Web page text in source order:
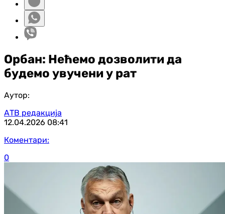
Орбан: Нећемо дозволити да
будемо увучени у рат
Аутор:
АТВ редакција
12.04.2026 08:41
Коментари:
0